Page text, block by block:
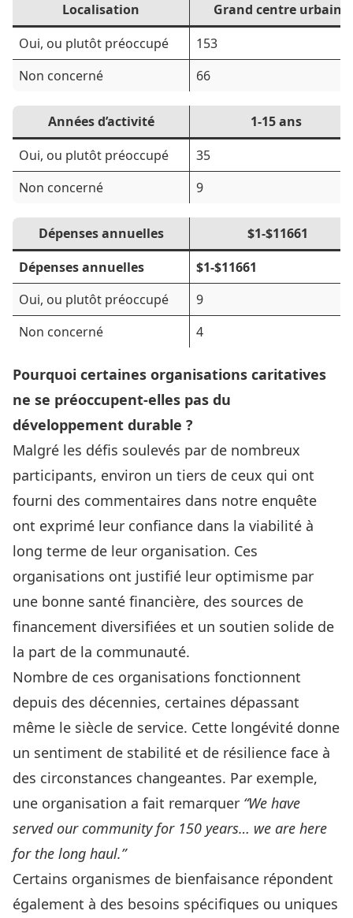
Localisation
Grand centre urbain
Oui, ou plutôt préoccupé
153
Non concerné
66
Années d’activité
1-15 ans
Oui, ou plutôt préoccupé
35
Non concerné
9
Dépenses annuelles
$1-$11661
Dépenses annuelles
$1-$11661
Oui, ou plutôt préoccupé
9
Non concerné
4
Pourquoi certaines organisations caritatives
ne se préoccupent-elles pas du
développement durable ?
Malgré les défis soulevés par de nombreux
participants, environ un tiers de ceux qui ont
fourni des commentaires dans notre enquête
ont exprimé leur confiance dans la viabilité à
long terme de leur organisation. Ces
organisations ont justifié leur optimisme par
une bonne santé financière, des sources de
financement diversifiées et un soutien solide de
la part de la communauté.
Nombre de ces organisations fonctionnent
depuis des décennies, certaines dépassant
même le siècle de service. Cette longévité donne
un sentiment de stabilité et de résilience face à
des circonstances changeantes. Par exemple,
une organisation a fait remarquer “We have
served our community for 150 years… we are here
for the long haul.”
Certains organismes de bienfaisance répondent
également à des besoins spécifiques ou uniques